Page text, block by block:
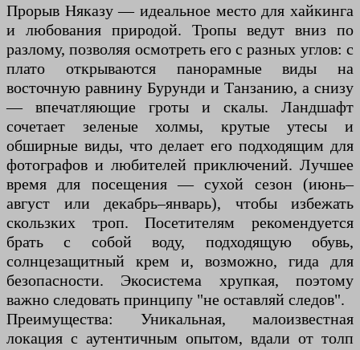
Прорыв Няказу — идеальное место для хайкинга
и любования природой. Тропы ведут вниз по
разлому, позволяя осмотреть его с разных углов: с
плато открываются панорамные виды на
восточную равнину Бурунди и Танзанию, а снизу
— впечатляющие гроты и скалы. Ландшафт
сочетает зеленые холмы, крутые утесы и
обширные виды, что делает его подходящим для
фотографов и любителей приключений. Лучшее
время для посещения — сухой сезон (июнь–
август или декабрь–январь), чтобы избежать
скользких троп. Посетителям рекомендуется
брать с собой воду, подходящую обувь,
солнцезащитный крем и, возможно, гида для
безопасности. Экосистема хрупкая, поэтому
важно следовать принципу "не оставляй следов".
Преимущества: Уникальная, малоизвестная
локация с аутентичным опытом, вдали от толп